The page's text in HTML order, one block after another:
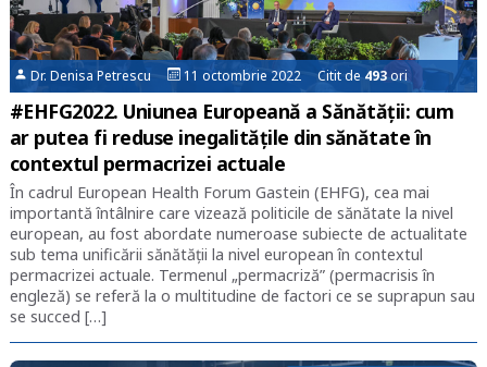
Dr. Denisa Petrescu 11 octombrie 2022 Citit de 493ori
#EHFG2022. Uniunea Europeană a Sănătății: cum
ar putea fi reduse inegalitățile din sănătate în
contextul permacrizei actuale
În cadrul European Health Forum Gastein (EHFG), cea mai
importantă întâlnire care vizează politicile de sănătate la nivel
european, au fost abordate numeroase subiecte de actualitate
sub tema unificării sănătății la nivel european în contextul
permacrizei actuale. Termenul „permacriză” (permacrisis în
engleză) se referă la o multitudine de factori ce se suprapun sau
se succed […]